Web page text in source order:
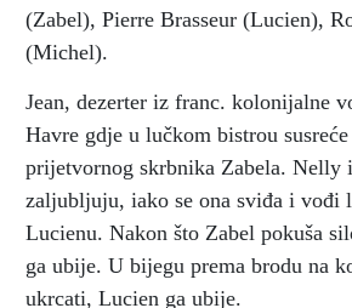
(Zabel), Pierre Brasseur (Lucien),
(Michel).
Jean, dezerter iz franc. kolonijalne
Havre gdje u lučkom bistrou
prijetvornog skrbnika Zabela. Nelly i
zaljubljuju, iako se ona sviđa i vođi
Lucienu. Nakon što Zabel pokuša
ga ubije. U bijegu prema brodu na
ukrcati, Lucien ga ubije.